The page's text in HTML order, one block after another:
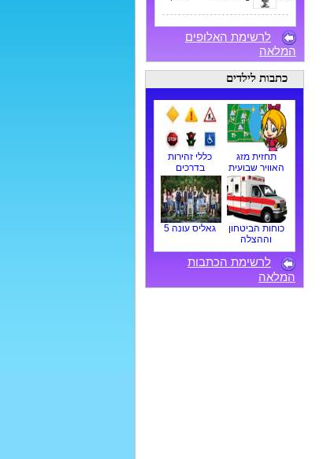
לרשימת האלופים
המלאה
כתבות לילדים
תחזית מזג
האוויר שבועית
כללי זהירות
בדרכים
כוחות הביטחון
וההצלה
גאליס עונה 5
לרשימת הכתבות
המלאה